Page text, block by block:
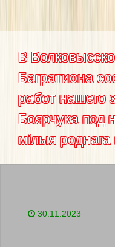
В
Багратиона
работ нашего
Боярчука под
мілыя
30.11.2023